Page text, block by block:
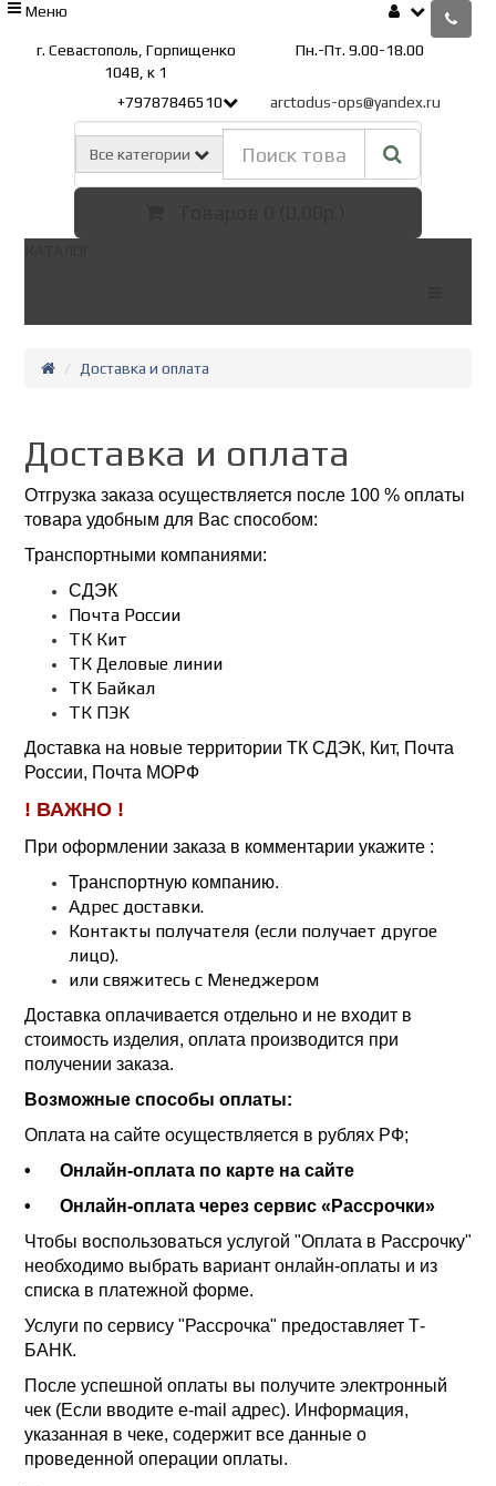
Меню
г. Севастополь, Горпищенко
104В, к 1
Пн.-Пт. 9.00-18.00
+79787846510 arctodus-ops@yandex.ru
Все категории
Доставка и оплата
Доставка и оплата
Отгрузка заказа осуществляется после 100 % оплаты
товара удобным для Вас способом:
Транспортными компаниями:
СДЭК
Почта России
ТК Кит
ТК Деловые линии
ТК Байкал
ТК ПЭК
Доставка на новые территории ТК СДЭК, Кит, Почта
России, Почта МОРФ
! ВАЖНО !
При оформлении заказа в комментарии укажите :
Транспортную компанию.
Адрес доставки.
Контакты получателя (если получает другое
лицо).
или свяжитесь с Менеджером
Доставка оплачивается отдельно и не входит в
стоимость изделия, оплата производится при
получении заказа.
Возможные способы оплаты:
Оплата на сайте осуществляется в рублях РФ;
•
Онлайн-оплата по карте на сайте
•
Онлайн-оплата через сервис «Рассрочки»
Чтобы воспользоваться услугой "Оплата в Рассрочку"
необходимо выбрать вариант онлайн-оплаты и из
списка в платежной форме.
Услуги по сервису "Рассрочка" предоставляет Т-
БАНК.
После успешной оплаты вы получите электронный
чек (Если вводите e-mail адрес). Информация,
указанная в чеке, содержит все данные о
проведенной операции оплаты.